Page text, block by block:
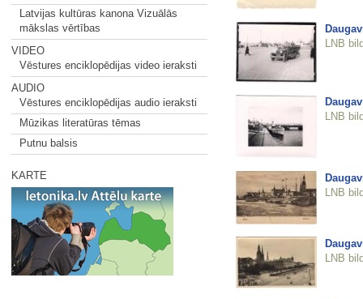
Latvijas kultūras kanona Vizuālās
mākslas vērtības
VIDEO
Vēstures enciklopēdijas video ieraksti
AUDIO
Vēstures enciklopēdijas audio ieraksti
Mūzikas literatūras tēmas
Putnu balsis
KARTE
LNB
LNB
LNB
LNB